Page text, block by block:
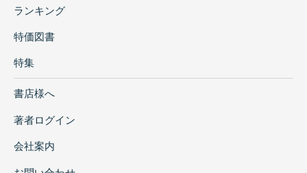
ランキング
特価図書
特集
書店様へ
著者ログイン
会社案内